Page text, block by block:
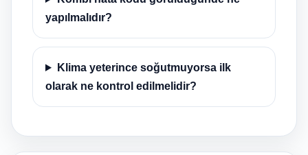
yapılmalıdır?
Klima yeterince soğutmuyorsa ilk
olarak ne kontrol edilmelidir?